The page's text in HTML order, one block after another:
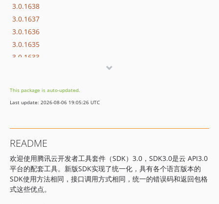
3.0.1638
3.0.1637
3.0.1636
3.0.1635
3.0.1633
3.0.1630
3.0.1629
3.0.1619
3.0.1615
3.0.1603
3.0.1602
This package is auto-updated.
Last update: 2026-08-06 19:05:26 UTC
README
欢迎使用腾讯云开发者工具套件（SDK）3.0，SDK3.0是云 API3.0
平台的配套工具。新版SDK实现了统一化，具有各个语言版本的
SDK使用方法相同，接口调用方式相同，统一的错误码和返回包格
式这些优点。